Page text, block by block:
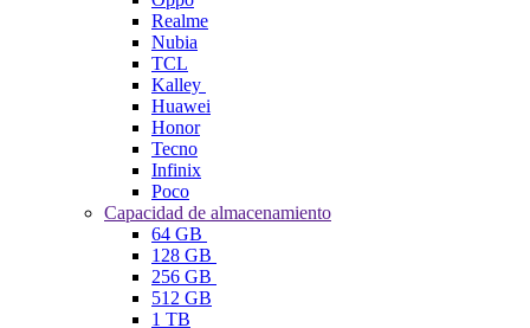
Realme
Nubia
TCL
Kalley
Huawei
Honor
Tecno
Infinix
Poco
Capacidad de almacenamiento
64 GB
128 GB
256 GB
512 GB
1 TB